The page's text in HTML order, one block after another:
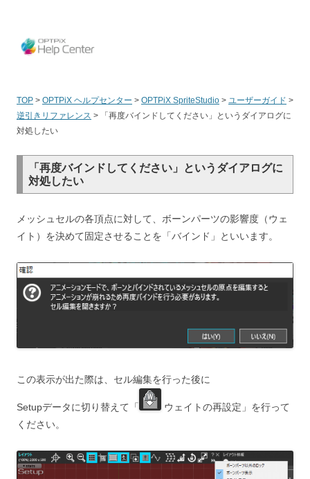
TOP > OPTPiX ヘルプセンター > OPTPiX SpriteStudio > ユーザーガイド >
逆引きリファレンス >
「再度バインドしてください」というダイアログに
対処したい
「再度バインドしてください」というダイアログに
対処したい
メッシュセルの各頂点に対して、ボーンパーツの影響度（ウェ
イト）を決めて固定させることを「バインド」といいます。
この表示が出た際は、セル編集を行った後に
Setupデータに切り替えて「
ウェイトの再設定」を行って
ください。